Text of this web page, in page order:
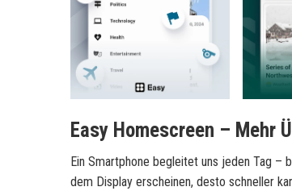
Easy Homescreen – Mehr
Ein Smartphone begleitet uns jeden Tag –
dem Display erscheinen, desto schneller